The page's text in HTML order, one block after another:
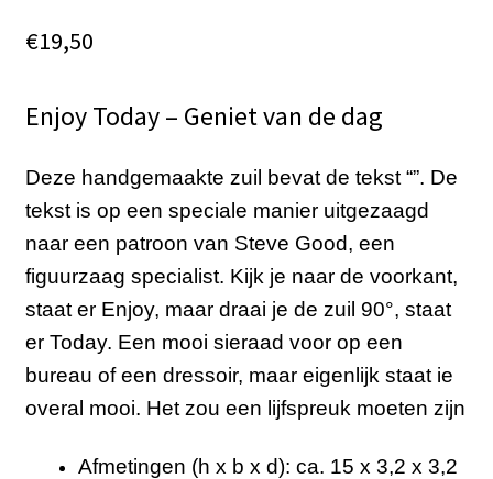
€19,50
Enjoy Today – Geniet van de dag
Deze handgemaakte zuil bevat de tekst “”. De
tekst is op een speciale manier uitgezaagd
naar een patroon van Steve Good, een
figuurzaag specialist. Kijk je naar de voorkant,
staat er Enjoy, maar draai je de zuil 90°, staat
er Today. Een mooi sieraad voor op een
bureau of een dressoir, maar eigenlijk staat ie
overal mooi. Het zou een lijfspreuk moeten zijn
Afmetingen (h x b x d): ca. 15 x 3,2 x 3,2